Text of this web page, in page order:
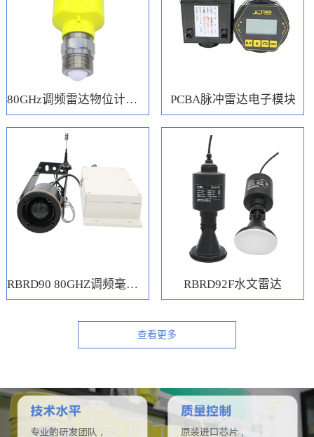
80GHz调频雷达物位计（RBRD71） PCBA脉冲雷达电子模块
RBRD90 80GHZ调频毫米波水位计 RBRD92F水文雷达
查看更多